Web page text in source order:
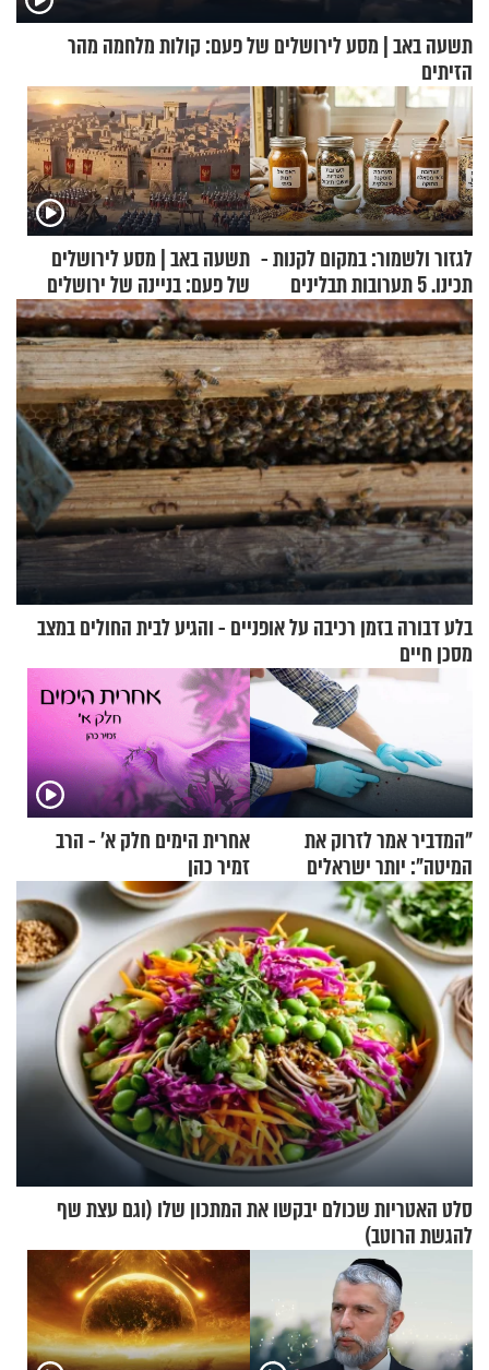
תשעה באב | מסע לירושלים של פעם: קולות מלחמה מהר
הזיתים
לגזור ולשמור: במקום לקנות -
תכינו. 5 תערובות תבלינים
שמתאימות להכל
תשעה באב | מסע לירושלים
של פעם: בניינה של ירושלים
בלע דבורה בזמן רכיבה על אופניים - והגיע לבית החולים במצב
מסכן חיים
"המדביר אמר לזרוק את
המיטה": יותר ישראלים
מדווחים על מכת פשפשי
המיטה
אחרית הימים חלק א’ - הרב
זמיר כהן
סלט האטריות שכולם יבקשו את המתכון שלו (וגם עצת שף
להגשת הרוטב)